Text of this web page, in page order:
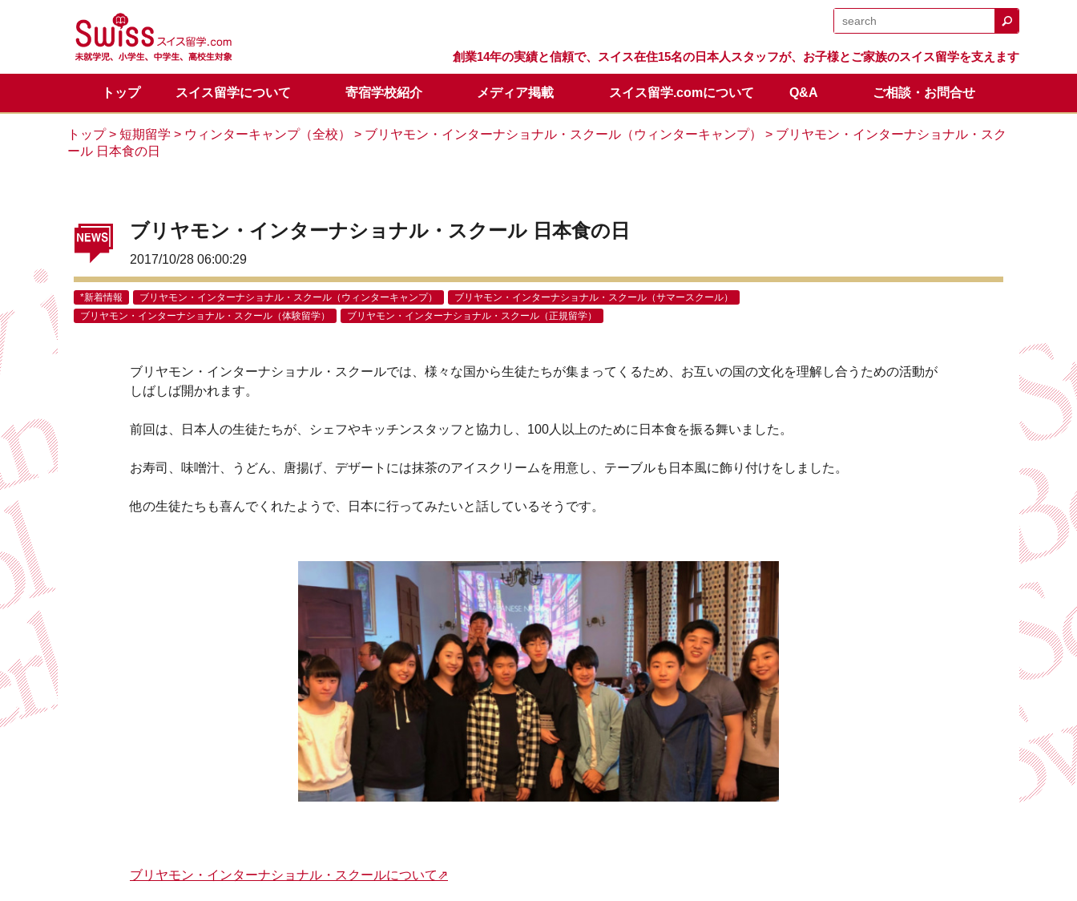
創業14年の実績と信頼で、スイス在住15名の日本人スタッフが、お子様とご家族のスイス留学を支えます
トップ スイス留学について
スイス留学の魅力 目的別留学プログラム 留学の流れ 留学生の声
寄宿学校紹介
正規留学 サマースクール ウィンターキャンプ 体験留学
メディア掲載
メディア掲載一覧
スイス留学.comについて
代表からのご挨拶 スイス留学.comが選ばれる理由 スタッフ紹介 スイス留学.comのサポート
Q&A
正規留学Q&A サマースクールQ&A 留学開始時期について 卒業生の成績と進路
ご相談・お問合せ
お問い合わせ カウンセリング 日本での説明会・個別面談日程 オンライン説明会
トップ> 短期留学 > ウィンターキャンプ（全校） > ブリヤモン・インターナショナル・スクール（ウィンターキャンプ）
> ブリヤモン・インターナショナル・スク
ール 日本食の日
ブリヤモン・インターナショナル・スクール 日本食の日
2017/10/28 06:00:29
*新着情報 ブリヤモン・インターナショナル・スクール（ウィンターキャンプ）
ブリヤモン・インターナショナル・スクール（サマースクール）
ブリヤモン・インターナショナル・スクール（体験留学）
ブリヤモン・インターナショナル・スクール（正規留学）
ブリヤモン・インターナショナル・スクールでは、様々な国から生徒たちが集まってくるため、お互いの国の文化を理解し合うための活動が
しばしば開かれます。
前回は、日本人の生徒たちが、シェフやキッチンスタッフと協力し、100人以上のために日本食を振る舞いました。
お寿司、味噌汁、うどん、唐揚げ、デザートには抹茶のアイスクリームを用意し、テーブルも日本風に飾り付けをしました。
他の生徒たちも喜んでくれたようで、日本に行ってみたいと話しているそうです。
ブリヤモン・インターナショナル・スクールについて⇗